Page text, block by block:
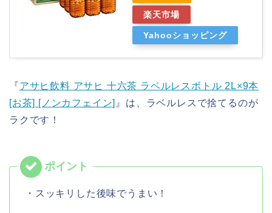
楽天市場
Yahooショッピング
『アサヒ飲料 アサヒ 十六茶 ラベルレスボトル 2L×9本
[お茶] [ノンカフェイン] 』は、ラベルレスで捨てるのが
ラクです！
・スッキリした後味でうまい！